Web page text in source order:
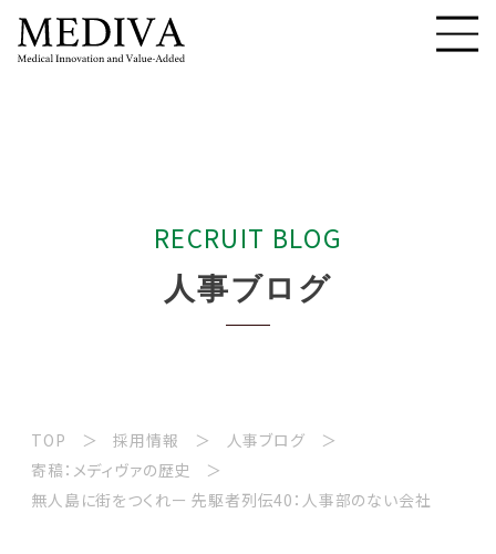
RECRUIT BLOG
人事ブロ グ
TOP 採用情報
人事ブログ
寄稿：メディヴァの歴史
無人島に街をつくれー 先駆者列伝40：人事部のない会社